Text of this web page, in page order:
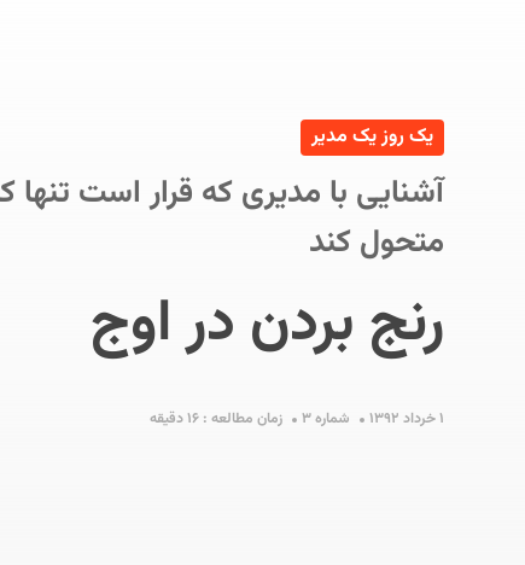
یک روز یک مدیر
آشنایی با مدیری که قرار است تنها
متحول کند
رنج‌ بردن در اوج
۱ خرداد ۱۳۹۲ شماره ۳ زمان مطالعه : ۱۶ دقیقه